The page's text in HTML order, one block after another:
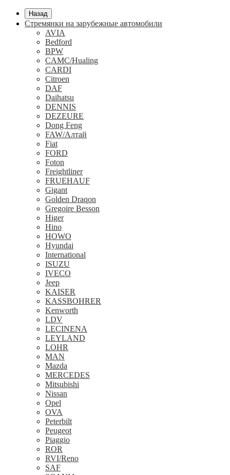
Назад
Стремянки на зарубежные автомобили
AVIA
Bedford
BPW
CAMC/Hualing
CARDI
Citroen
DAF
Daihatsu
DENNIS
DEZEURE
Dong Feng
FAW/Алтай
Fiat
FORD
Foton
Freightliner
FRUEHAUF
Gigant
Golden Draqon
Gregoire Besson
Higer
Hino
HOWO
Hyundai
International
ISUZU
IVECO
Jeep
KAISER
KASSBOHRER
Kenworth
LDV
LECINENA
LEYLAND
LOHR
MAN
Mazda
MERCEDES
Mitsubishi
Nissan
Opel
OVA
Peterbilt
Peugeot
Piaggio
ROR
RVI/Reno
SAF